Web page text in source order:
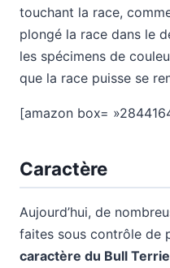
touchant la race,
plongé la race dans le
les spécimens de
que la race puisse se
[amazon box=
Caractère
Aujourd’hui, de
faites sous contrôle de
caractère du Bull